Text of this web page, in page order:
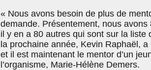
« Nous avons besoin de plus de
demande. Présentement, nous
il y en a 80 autres qui sont sur la liste
la prochaine année, Kevin Raphaël,
et il est maintenant le mentor d’un
l’organisme, Marie-Hélène Demers.